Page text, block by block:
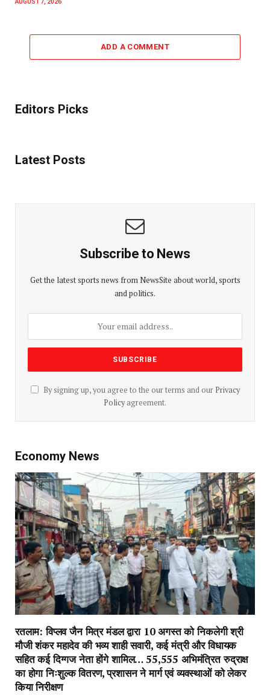
ADD A COMMENT
Editors Picks
Latest Posts
Subscribe to News
Get the latest sports news from NewsSite about world, sports
and politics.
By signing up, you agree to the our terms and our Privacy
Policyagreement.
Economy News
रतलाम: विप्लव जैन मित्र मंडल द्वारा 10 अगस्त को निकलेगी श्री
मौजी शंकर महादेव की भव्य शाही सवारी, कई मंत्री और विधायक
सहित कई दिग्गज नेता होंगे शामिल… 55,555 अभिमंत्रित रुद्राक्ष
का होगा निःशुल्क वितरण, प्रशासन ने मार्ग एवं व्यवस्थाओं को लेकर
किया निरीक्षण